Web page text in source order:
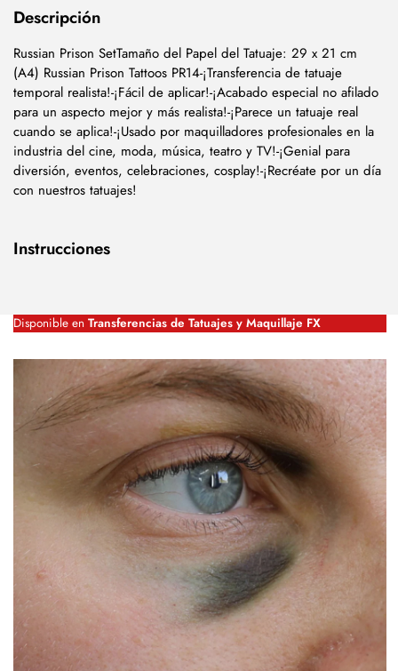
Descripción
Russian Prison SetTamaño del Papel del Tatuaje: 29 x 21 cm
(A4) Russian Prison Tattoos PR14-¡Transferencia de tatuaje
temporal realista!-¡Fácil de aplicar!-¡Acabado especial no afilado
para un aspecto mejor y más realista!-¡Parece un tatuaje real
cuando se aplica!-¡Usado por maquilladores profesionales en la
industria del cine, moda, música, teatro y TV!-¡Genial para
diversión, eventos, celebraciones, cosplay!-¡Recréate por un día
con nuestros tatuajes!
Instrucciones
Disponible en Transferencias de Tatuajes y Maquillaje FX